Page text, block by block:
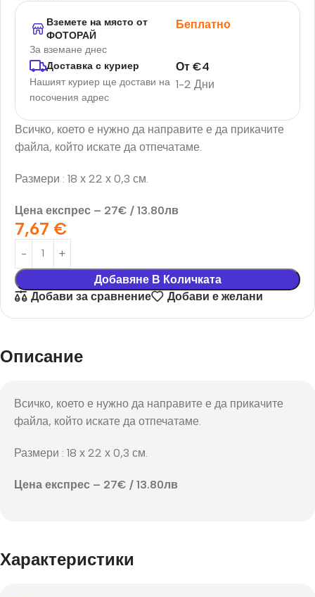
Вземете на място от
ФОТОРАЙ
За вземане днес
Беплатно
Доставка с куриер
Нашият куриер ще достави на
посочения адрес
1-2 Дни
От€4
Всичко, което е нужно да направите е да прикачите
файла, който искате да отпечатаме.
Размери : 18 х 22 х 0,3 см.
Цена експрес – 27€ / 13.80лв
7,67 €
Добавяне В Количката
Добави за сравнение
Добави е желани
Описание
Всичко, което е нужно да направите е да прикачите
файла, който искате да отпечатаме.
Размери : 18 х 22 х 0,3 см.
Цена експрес – 27€ / 13.80лв
Характеристики